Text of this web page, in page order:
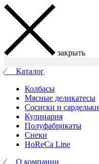
закрыть
⁄ Каталог
Колбасы
Мясные деликатесы
Сосиски и сардельки
Кулинария
Полуфабрикаты
Снеки
HoReCa Line
⁄ О компании